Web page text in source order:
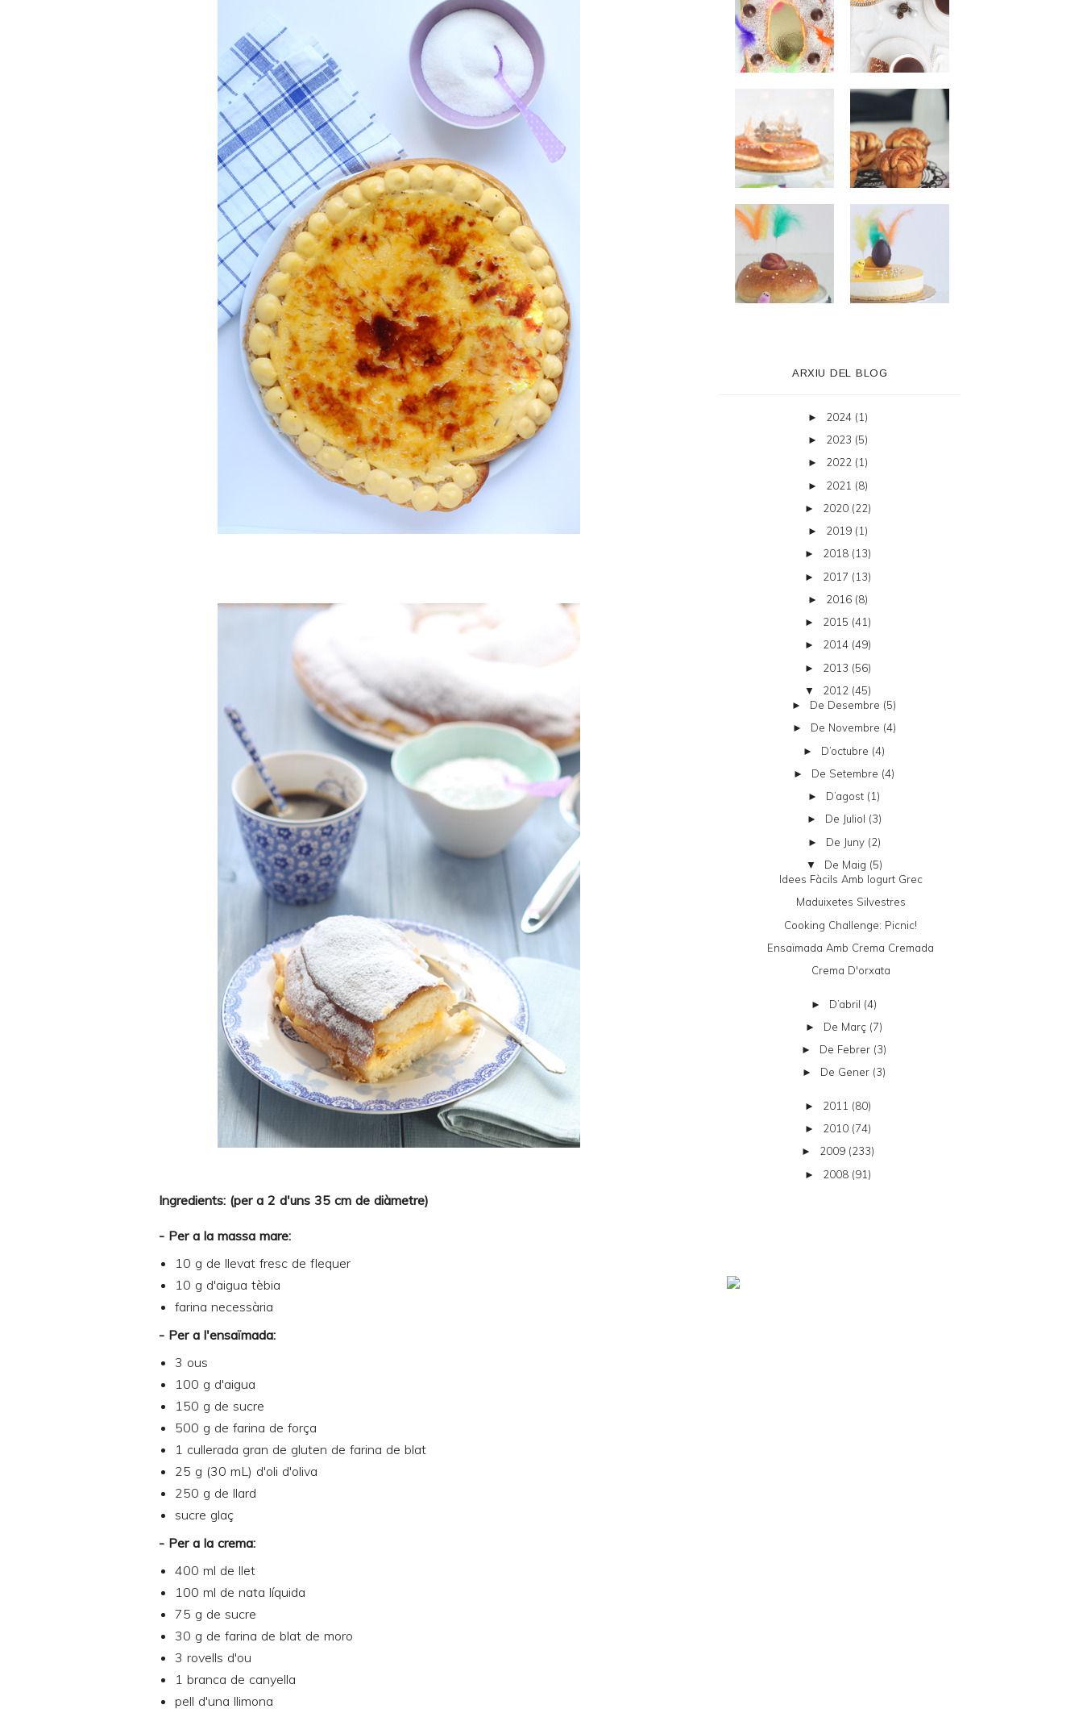
Ingredients: (per a 2 d'uns 35 cm de diàmetre)
- Per a la massa mare:
10 g de llevat fresc de flequer
10 g d'aigua tèbia
farina necessària
- Per a l'ensaïmada:
3 ous
100 g d'aigua
150 g de sucre
500 g de farina de força
1 cullerada gran de gluten de farina de blat
25 g (30 mL) d'oli d'oliva
250 g de llard
sucre glaç
- Per a la crema:
400 ml de llet
100 ml de nata líquida
75 g de sucre
30 g de farina de blat de moro
3 rovells d'ou
1 branca de canyella
pell d'una llimona
ARXIU DEL BLOG
► 2024 (1)
► 2023 (5)
► 2022 (1)
► 2021 (8)
► 2020 (22)
► 2019 (1)
► 2018 (13)
► 2017 (13)
► 2016 (8)
► 2015 (41)
► 2014 (49)
► 2013 (56)
▼ 2012 (45)
► De Desembre (5)
► De Novembre (4)
► D’octubre (4)
► De Setembre (4)
► D’agost (1)
► De Juliol (3)
► De Juny (2)
▼ De Maig (5)
Idees Fàcils Amb Iogurt Grec
Maduixetes Silvestres
Cooking Challenge: Picnic!
Ensaïmada Amb Crema Cremada
Crema D'orxata
► D’abril (4)
► De Març (7)
► De Febrer (3)
► De Gener (3)
► 2011 (80)
► 2010 (74)
► 2009 (233)
► 2008 (91)